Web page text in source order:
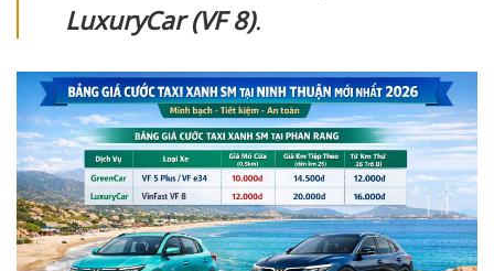
LuxuryCar (VF 8).